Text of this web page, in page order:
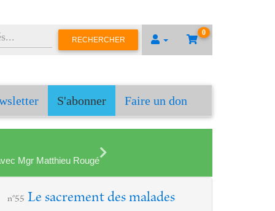
0
RECHERCHER
S'abonner Faire un don
Mgr Matthieu Rougé
n°55 Le sacrement des malades